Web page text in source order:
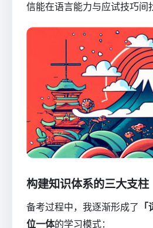
信能在语言能力与应试技巧间
构建知识体系的三大支柱
备考过程中，我逐渐形成了
位一体的学习模式：